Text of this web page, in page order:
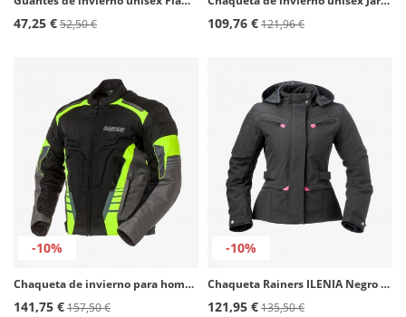
47,25 €52,50 € 109,76 €121,96 €
-10%
Chaqueta de invierno para hombre California color negro y fluor de Rainers
141,75 €157,50 €
-10%
Chaqueta Rainers ILENIA Negro / Rosa de Mujer
121,95 €135,50 €